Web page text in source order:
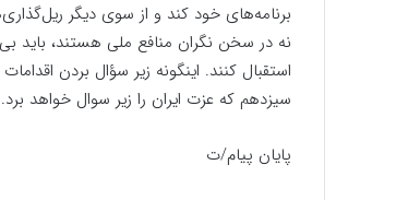
برنامه‌های خود کند و از سوی دیگر
نه در سخن نگران منافع ملی هستند،
استقبال کنند. اینگونه زیر سؤال بردن
سیزدهم که عزت ایران را زیر سوال خواهد برد.
پایان پیام/ت